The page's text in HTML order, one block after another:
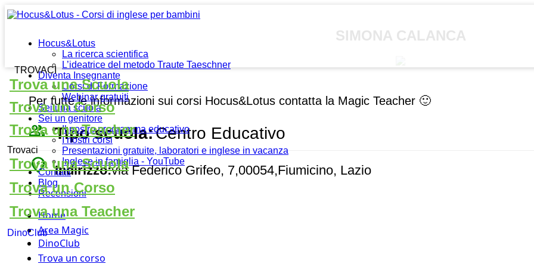
Hocus&Lotus
La ricerca scientifica
L’ideatrice del metodo Traute Taeschner
Diventa Insegnante
Corsi di Formazione
Webinar gratuiti
Sei una scuola
Sei un genitore
Il nostro programma educativo
I nostri corsi
Presentazioni gratuite, laboratori e inglese in vacanza
Inglese in famiglia - YouTube
Contatti
Blog
Recensioni
Home
Area Magic
DinoClub
Trova un corso
TROVACI
Trova una Scuola
Trova un Corso
Trova una Teacher
Trovaci
Trova una Scuola
Trova un Corso
Trova una Teacher
DinoClub
SIMONA CALANCA
Per tutte le informazioni sui corsi Hocus&Lotus contatta la Magic Teacher 🙂
people_outline Tipo scuola:Centro Educativo
place Indirizzo:via Federico Grifeo, 7,00054,Fiumicino, Lazio